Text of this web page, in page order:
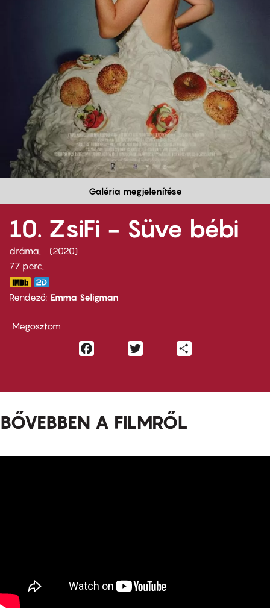
Galéria megjelenítése
10. ZsiFi - Süve bébi
dráma
2020
77 perc,
Rendező Emma Seligman
Megosztom
Facebook
BŐVEBBEN A FILMRŐL